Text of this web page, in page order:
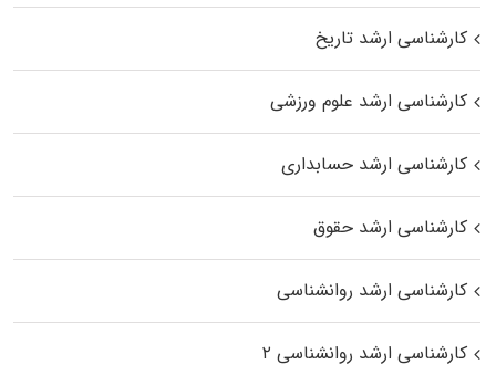
کارشناسی ارشد تاریخ
کارشناسی ارشد علوم ورزشی
کارشناسی ارشد حسابداری
کارشناسی ارشد حقوق
کارشناسی ارشد روانشناسی
کارشناسی ارشد روانشناسی ۲